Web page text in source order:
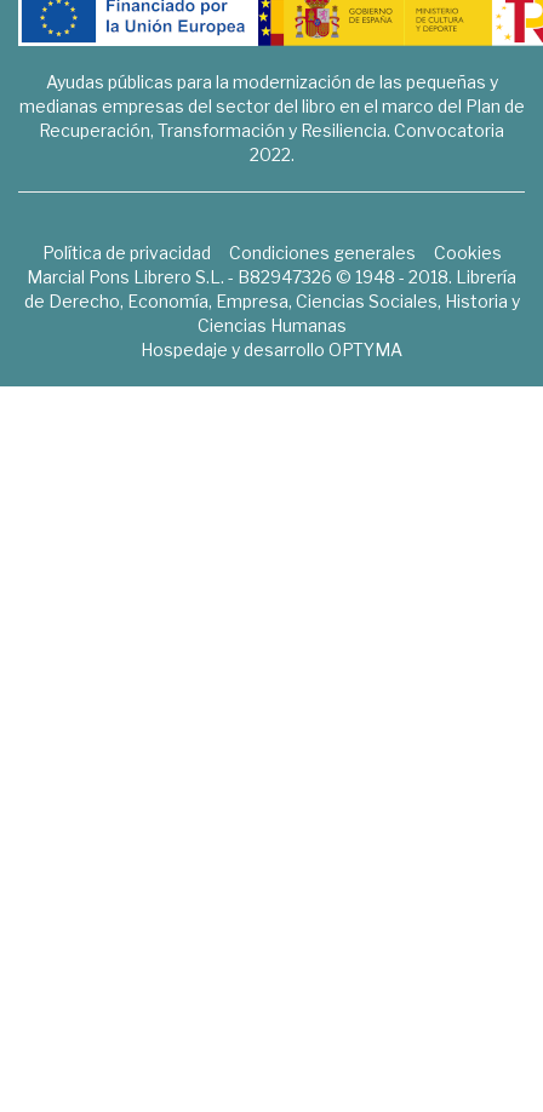
Ayudas públicas para la modernización de las pequeñas y
medianas empresas del sector del libro en el marco del Plan de
Recuperación, Transformación y Resiliencia. Convocatoria
2022.
Política de privacidad Condiciones generales
Cookies
Marcial Pons Librero S.L. - B82947326 © 1948 - 2018. Librería
de Derecho, Economía, Empresa, Ciencias Sociales, Historia y
Ciencias Humanas
Hospedaje y desarrollo OPTYMA